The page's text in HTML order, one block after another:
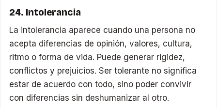
24. Intolerancia
La intolerancia aparece cuando una persona no
acepta diferencias de opinión, valores, cultura,
ritmo o forma de vida. Puede generar rigidez,
conflictos y prejuicios. Ser tolerante no significa
estar de acuerdo con todo, sino poder convivir
con diferencias sin deshumanizar al otro.